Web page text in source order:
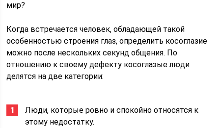
мир?
Когда встречается человек, обладающей такой
особенностью строения глаз, определить косоглазие
можно после нескольких секунд общения. По
отношению к своему дефекту косоглазые люди
делятся на две категории:
Люди, которые ровно и спокойно относятся к
этому недостатку.